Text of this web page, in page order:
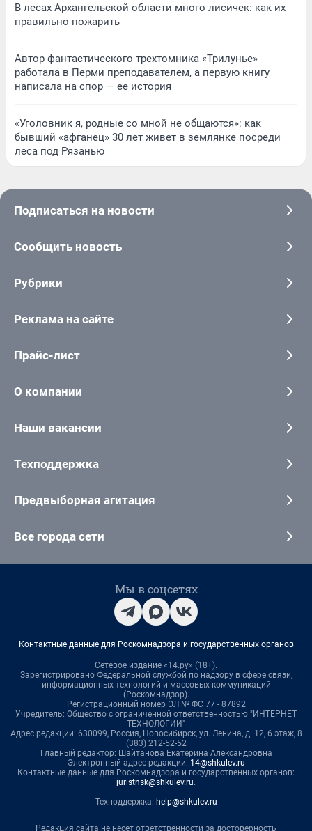
В лесах Архангельской области много лисичек: как их
правильно пожарить
Автор фантастического трехтомника «Трилунье»
работала в Перми преподавателем, а первую книгу
написала на спор — ее история
«Уголовник я, родные со мной не общаются»: как
бывший «афганец» 30 лет живет в землянке посреди
леса под Рязанью
Подписаться на новости
Сообщить новость
Рубрики
Реклама на сайте
Прайс-лист
О компании
Наши вакансии
Техподдержка
Предвыборная агитация
Все города сети
Мы в соцсетях
Контактные данные для Роскомнадзора и государственных органов
Сетевое издание «14.ру» (18+).
Зарегистрировано Федеральной службой по надзору в сфере связи,
информационных технологий и массовых коммуникаций
(Роскомнадзор).
Регистрационный номер ЭЛ № ФС 77 - 87892
Учредитель: Общество с ограниченной ответственностью "ИНТЕРНЕТ
ТЕХНОЛОГИИ"
Адрес редакции: 630099, Россия, Новосибирск, ул. Ленина, д. 12, 6 этаж, 8
(383) 212-52-52
Главный редактор: Шайтанова Екатерина Александровна
Электронный адрес редакции: 14@shkulev.ru
Контактные данные для Роскомнадзора и государственных органов:
juristnsk@shkulev.ru.
Техподдержка: help@shkulev.ru
Редакция сайта не несет ответственности за достоверность